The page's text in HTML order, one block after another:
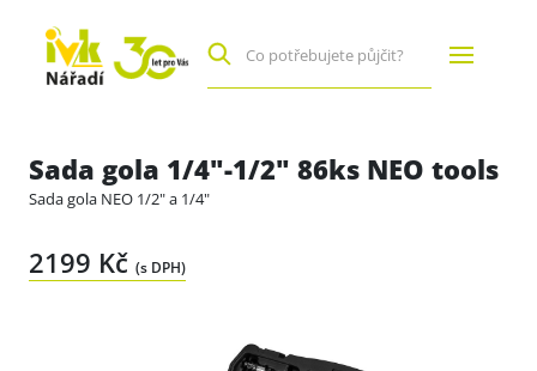
Sada gola 1/4"-1/2" 86ks NEO tools
Sada gola NEO 1/2" a 1/4"
2199 Kč(s DPH)